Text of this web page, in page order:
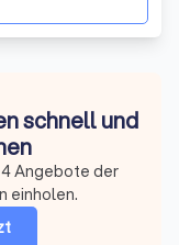
schnell und
Angebote der
einholen.